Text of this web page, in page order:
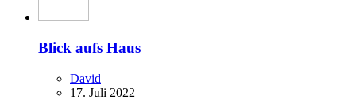
Blick aufs Haus
David
17. Juli 2022